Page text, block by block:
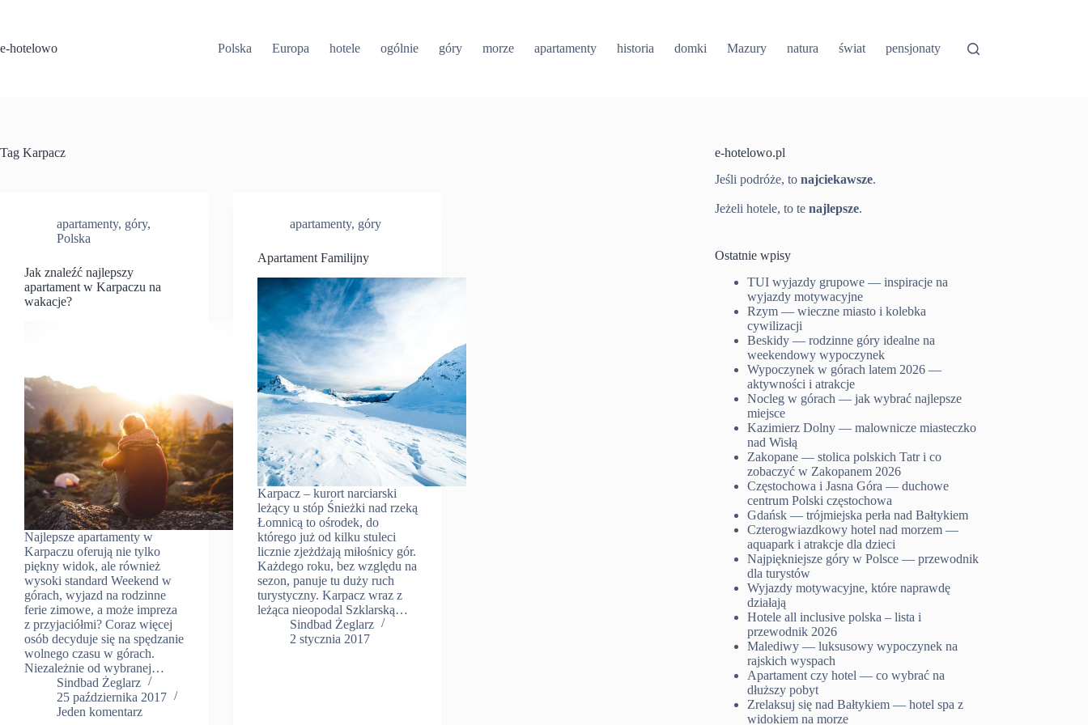
e-hotelowo
Polska Europa hotele ogólnie góry morze apartamenty historia domki Mazury natura świat pensjonaty
Tag Karpacz
apartamenty, góry,
Polska
Jak znaleźć najlepszy
apartament w Karpaczu na
wakacje?
Najlepsze apartamenty w
Karpaczu oferują nie tylko
piękny widok, ale również
wysoki standard Weekend w
górach, wyjazd na rodzinne
ferie zimowe, a może impreza
z przyjaciółmi? Coraz więcej
osób decyduje się na spędzanie
wolnego czasu w górach.
Niezależnie od wybranej…
Sindbad Żeglarz
25 października 2017
Jeden komentarz
apartamenty, góry
Apartament Familijny
Karpacz – kurort narciarski
leżący u stóp Śnieżki nad rzeką
Łomnicą to ośrodek, do
którego już od kilku stuleci
licznie zjeżdżają miłośnicy gór.
Każdego roku, bez względu na
sezon, panuje tu duży ruch
turystyczny. Karpacz wraz z
leżąca nieopodal Szklarską…
Sindbad Żeglarz
2 stycznia 2017
e-hotelowo.pl
Jeśli podróże, tonajciekawsze.
Jeżeli hotele, to tenajlepsze.
Ostatnie wpisy
TUI wyjazdy grupowe — inspiracje na
wyjazdy motywacyjne
Rzym — wieczne miasto i kolebka
cywilizacji
Beskidy — rodzinne góry idealne na
weekendowy wypoczynek
Wypoczynek w górach latem 2026 —
aktywności i atrakcje
Nocleg w górach — jak wybrać najlepsze
miejsce
Kazimierz Dolny — malownicze miasteczko
nad Wisłą
Zakopane — stolica polskich Tatr i co
zobaczyć w Zakopanem 2026
Częstochowa i Jasna Góra — duchowe
centrum Polski częstochowa
Gdańsk — trójmiejska perła nad Bałtykiem
Czterogwiazdkowy hotel nad morzem —
aquapark i atrakcje dla dzieci
Najpiękniejsze góry w Polsce — przewodnik
dla turystów
Wyjazdy motywacyjne, które naprawdę
działają
Hotele all inclusive polska – lista i
przewodnik 2026
Malediwy — luksusowy wypoczynek na
rajskich wyspach
Apartament czy hotel — co wybrać na
dłuższy pobyt
Zrelaksuj się nad Bałtykiem — hotel spa z
widokiem na morze